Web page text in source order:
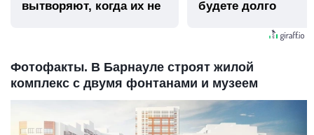
вытворяют, когда их не
будете долго
Фотофакты. В Барнауле строят жилой
комплекс с двумя фонтанами и музеем